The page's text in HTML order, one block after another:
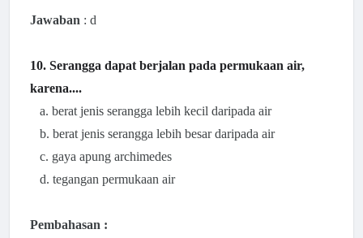
Jawaban : d
10. Serangga dapat berjalan pada permukaan air,
karena....
a. berat jenis serangga lebih kecil daripada air
b. berat jenis serangga lebih besar daripada air
c. gaya apung archimedes
d. tegangan permukaan air
Pembahasan :